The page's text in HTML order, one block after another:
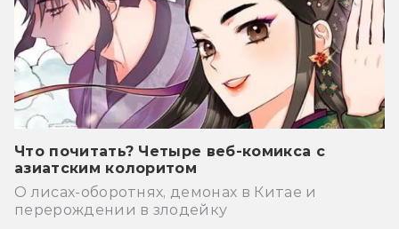
Что почитать? Четыре веб-комикса с
азиатским колоритом
О лисах-оборотнях, демонах в Китае и
перерождении в злодейку